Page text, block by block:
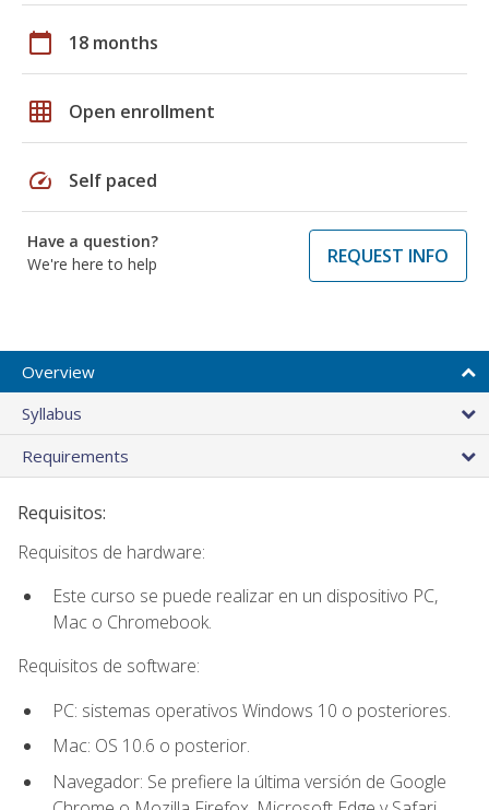
calendar_today 18 months
grid_on Open enrollment
speed Self paced
Have a question?
We're here to help
REQUEST INFO
Overview
Syllabus
Requirements
Requisitos:
Requisitos de hardware:
Este curso se puede realizar en un dispositivo PC,
Mac o Chromebook.
Requisitos de software:
PC: sistemas operativos Windows 10 o posteriores.
Mac: OS 10.6 o posterior.
Navegador: Se prefiere la última versión de Google